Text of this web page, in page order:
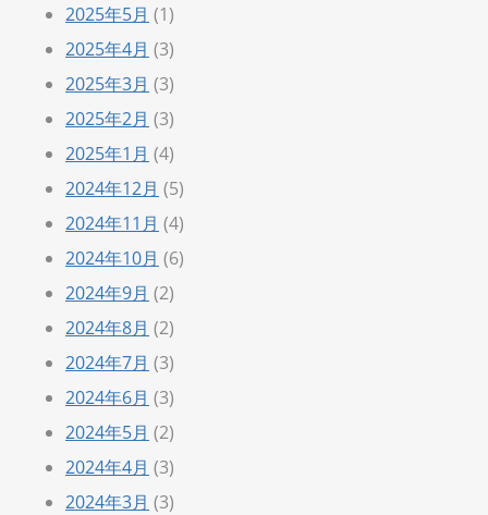
2025年5月 (1)
2025年4月 (3)
2025年3月 (3)
2025年2月 (3)
2025年1月 (4)
2024年12月 (5)
2024年11月 (4)
2024年10月 (6)
2024年9月 (2)
2024年8月 (2)
2024年7月 (3)
2024年6月 (3)
2024年5月 (2)
2024年4月 (3)
2024年3月 (3)